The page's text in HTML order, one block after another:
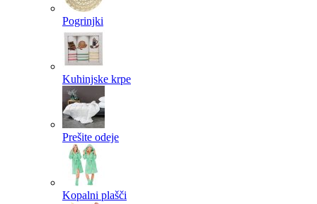
Pogrinjki
Kuhinjske krpe
Prešite odeje
Kopalni plašči